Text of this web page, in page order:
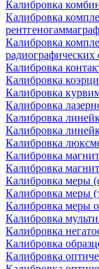
Калибровка
Калибровка
Калибровка
радиографических
Калибровка
Калибровка
Калибровка
Калибровка
Калибровка
Калибровка
Калибровка
Калибровка
Калибровка
Калибровка меры
Калибровка меры
Калибровка меры
Калибровка
Калибровка
Калибровка
Калибровка